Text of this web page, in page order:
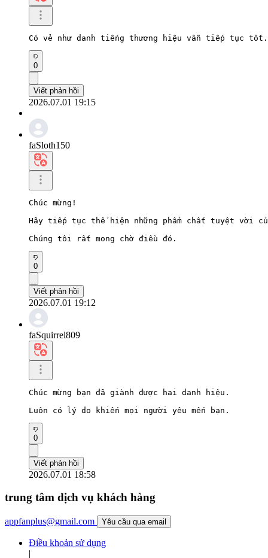
Có vẻ như danh tiếng thương hiệu vẫn tiếp tục
0
Viết phản hồi
2026.07.01 19:15
faSloth150
Chúc mừng!
Hãy tiếp tục thể hiện những phẩm chất tuyệt vời
Chúng tôi rất mong chờ điều đó.
0
Viết phản hồi
2026.07.01 19:12
faSquirrel809
Chúc mừng bạn đã giành được hai danh hiệu.
Luôn có lý do khiến mọi người yêu mến bạn.
0
Viết phản hồi
2026.07.01 18:58
trung tâm dịch vụ khách hàng
appfanplus@gmail.com Yêu cầu qua email
Điều khoản sử dụng
|